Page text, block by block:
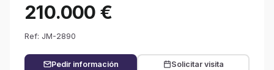
210.000 €
Ref: JM-2890
Pedir información Solicitar visita